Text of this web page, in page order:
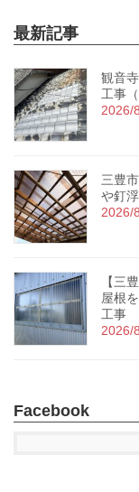
最新記事
観音
工事（
2026/
三豊
や釘
2026/
【三
屋根
工事
2026/
Facebook